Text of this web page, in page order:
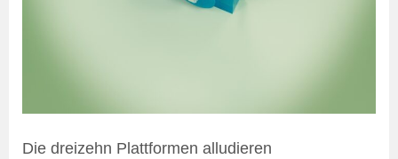
Die dreizehn Plattformen alludieren